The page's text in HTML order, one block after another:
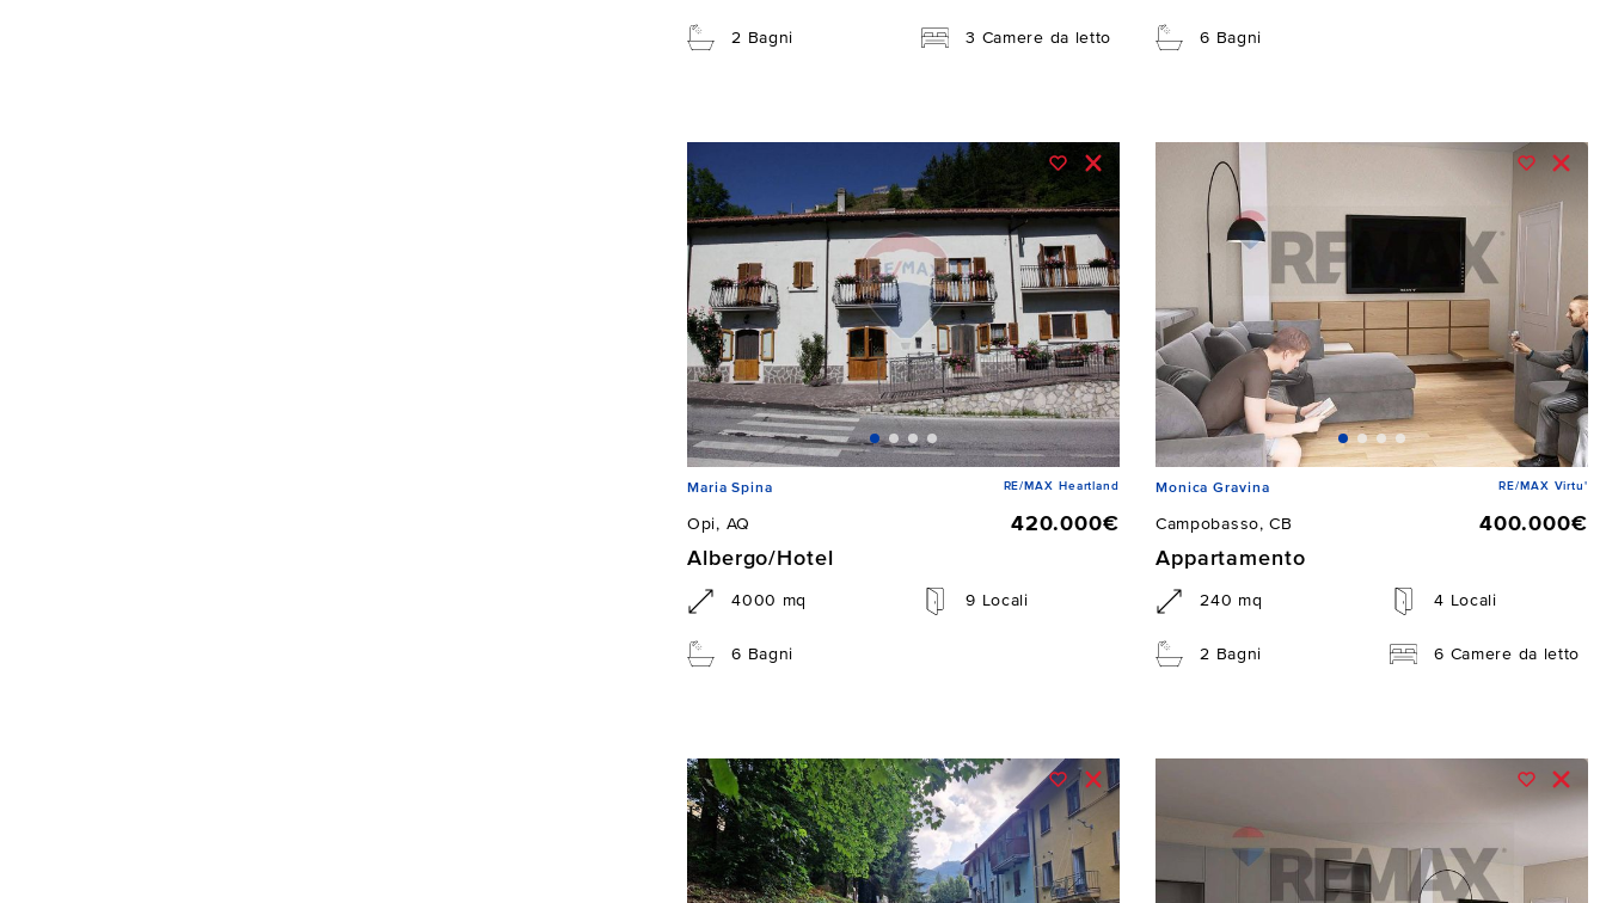
2 Bagni 3 Camere da letto 6 Bagni
Maria Spina RE/MAX Heartland
Opi, AQ
420.000€
Albergo/Hotel
4000 mq 9 Locali
6 Bagni
Monica Gravina RE/MAX Virtu'
Campobasso, CB
400.000€
Appartamento
240 mq 4 Locali
2 Bagni 6 Camere da letto